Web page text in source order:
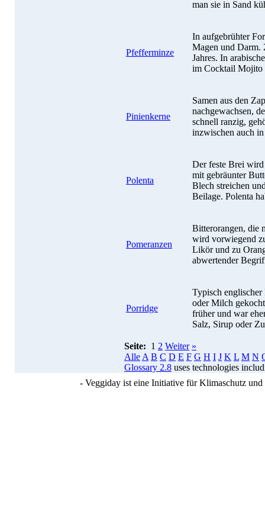
man sie in Sand
Pfefferminze
In aufgebrühter
Magen und Darm.
Jahres. In
im Cocktail
Pinienkerne
Samen aus den
nachgewachsen,
schnell ranzig,
inzwischen auch
Polenta
Der feste Brei wird
mit gebräunter
Blech streichen
Beilage. Polenta
Pomeranzen
Bitterorangen, die
wird vorwiegend
Likör und zu
abwertender
Porridge
Typisch englischer
oder Milch
früher und war
Salz, Sirup oder
Seite: 1 2 Weiter »
Alle A B C D E F G H I J K L M N
Glossary 2.8 uses technologies
- Veggiday ist eine Initiative für Klimaschutz